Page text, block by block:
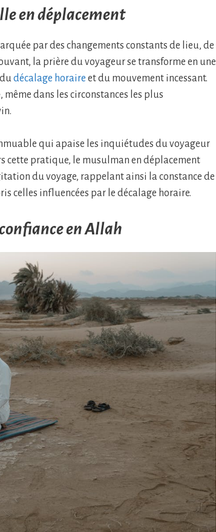
en déplacement
par des changements constants de lieu, de
la prière du voyageur se transforme en une
décalage horaire et du mouvement incessant.
, même dans les circonstances les plus
qui apaise les inquiétudes du voyageur
cette pratique, le musulman en déplacement
du voyage, rappelant ainsi la constance de
celles influencées par le décalage horaire.
en Allah